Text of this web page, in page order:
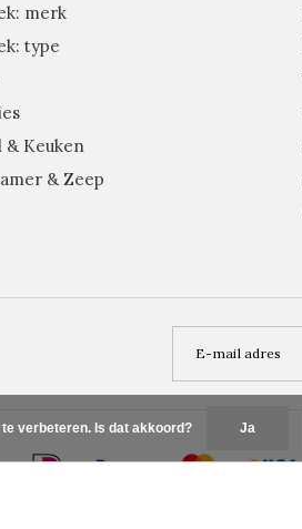
merk
type
& Keuken
& Zeep
verbeteren. Is dat akkoord? Ja